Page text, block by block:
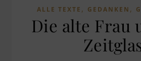
ALLE TEXTE , GEDANKEN ,
Die alte Frau